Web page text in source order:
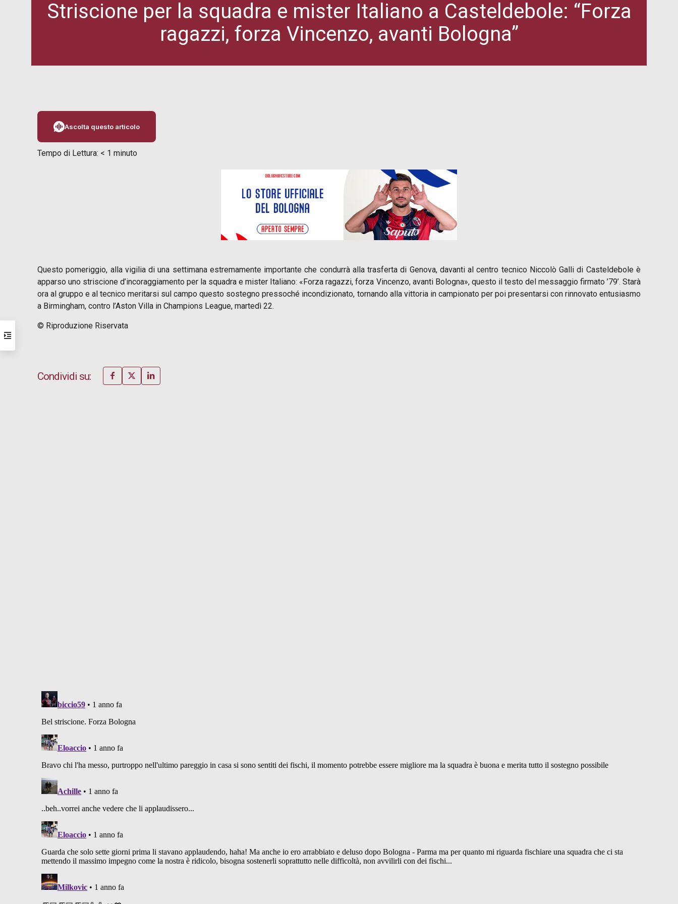
Striscione per la squadra e mister Italiano a Casteldebole: “Forza
ragazzi, forza Vincenzo, avanti Bologna”
Ascolta questo articolo
Tempo di Lettura: < 1 minuto
Questo pomeriggio, alla vigilia di una settimana estremamente importante che condurrà alla trasferta di Genova, davanti al centro tecnico Niccolò Galli di Casteldebole è
apparso uno striscione d’incoraggiamento per la squadra e mister Italiano: «Forza ragazzi, forza Vincenzo, avanti Bologna», questo il testo del messaggio firmato ’79’. Starà
ora al gruppo e al tecnico meritarsi sul campo questo sostegno pressoché incondizionato, tornando alla vittoria in campionato per poi presentarsi con rinnovato entusiasmo
a Birmingham, contro l’Aston Villa in Champions League, martedì 22.
© Riproduzione Riservata
Condividi su: